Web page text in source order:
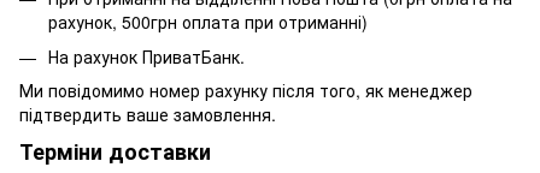
рахунок, 500грн оплата при отриманні)
На рахунок ПриватБанк.
Ми повідомимо номер рахунку після того, як менеджер
підтвердить ваше замовлення.
Терміни доставки